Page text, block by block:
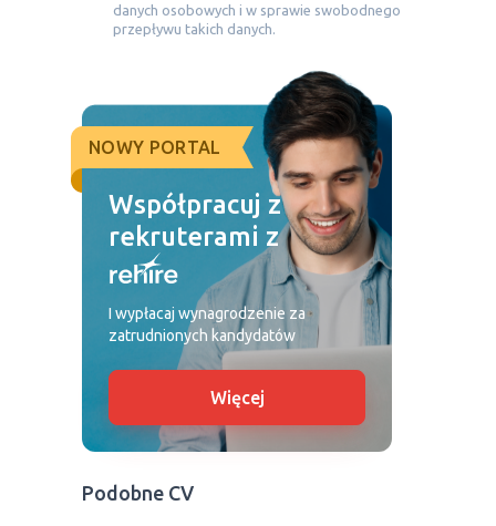
danych osobowych i w sprawie swobodnego
przepływu takich danych.
NOWY PORTAL
Współpracuj z
rekruterami z
I wypłacaj wynagrodzenie za
zatrudnionych kandydatów
Więcej
Podobne CV